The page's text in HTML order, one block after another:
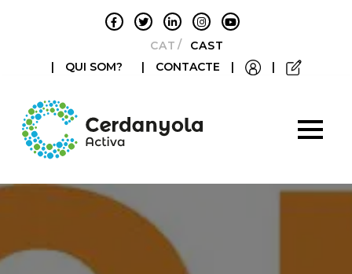
CATALÀCASTELLANO
|
QUI SOM? | CONTACTE | |